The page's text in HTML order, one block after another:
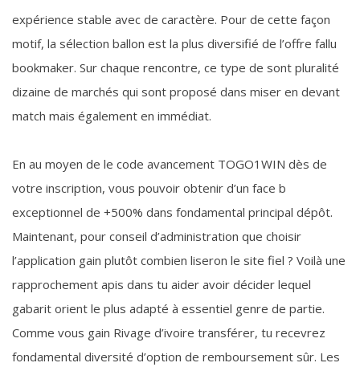
expérience stable avec de caractère. Pour de cette façon
motif, la sélection ballon est la plus diversifié de l’offre fallu
bookmaker. Sur chaque rencontre, ce type de sont pluralité
dizaine de marchés qui sont proposé dans miser en devant
match mais également en immédiat.
En au moyen de le code avancement TOGO1WIN dès de
votre inscription, vous pouvoir obtenir d’un face b
exceptionnel de +500% dans fondamental principal dépôt.
Maintenant, pour conseil d’administration que choisir
l’application gain plutôt combien liseron le site fiel ? Voilà une
rapprochement apis dans tu aider avoir décider lequel
gabarit orient le plus adapté à essentiel genre de partie.
Comme vous gain Rivage d’ivoire transférer, tu recevrez
fondamental diversité d’option de remboursement sûr. Les